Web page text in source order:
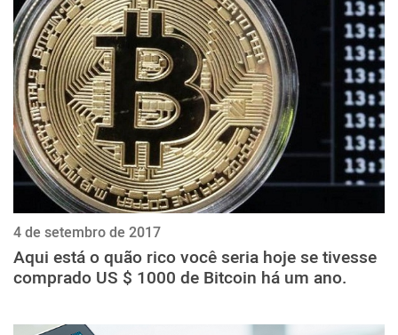
4 de setembro de 2017
Aqui está o quão rico você seria hoje se tivesse
comprado US $ 1000 de Bitcoin há um ano.